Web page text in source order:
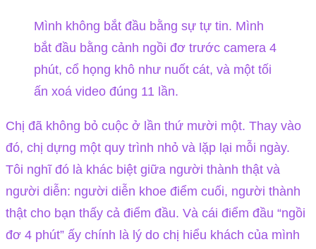
Mình không bắt đầu bằng sự tự tin. Mình
bắt đầu bằng cảnh ngồi đơ trước camera 4
phút, cổ họng khô như nuốt cát, và một tối
ấn xoá video đúng 11 lần.
Chị đã không bỏ cuộc ở lần thứ mười một. Thay vào
đó, chị dựng một quy trình nhỏ và lặp lại mỗi ngày.
Tôi nghĩ đó là khác biệt giữa người thành thật và
người diễn: người diễn khoe điểm cuối, người thành
thật cho bạn thấy cả điểm đầu. Và cái điểm đầu “ngồi
đơ 4 phút” ấy chính là lý do chị hiểu khách của mình